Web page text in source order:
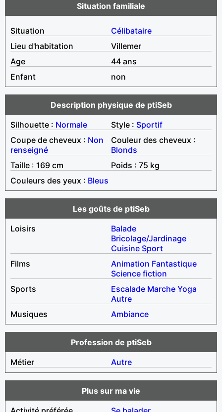
Situation familiale
Situation
Célibataire
Lieu d'habitation
Villemer
Age
44 ans
Enfant
non
Description physique de ptiSeb
Silhouette : Normale Style : Sportif
Coupe de cheveux : Non
renseigné
Couleur des cheveux :
Blonds
Taille : 169 cm
Poids : 75 kg
Couleurs des yeux : Bleus
Les goûts de ptiSeb
Loisirs
Balade
Bricolage/Jardinage
Cuisine Sport
Films
Animation Fantastique
Science fiction
Sports
Escalade Marche Yoga
Autre
Musiques
Ambiance
Profession de ptiSeb
Métier
Autre
Plus sur ma vie